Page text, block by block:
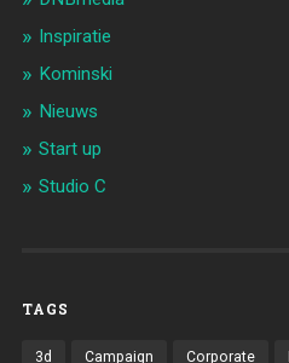
Inspiratie
Kominski
Nieuws
Start up
Studio C
TAGS
3d Campaign Corporate